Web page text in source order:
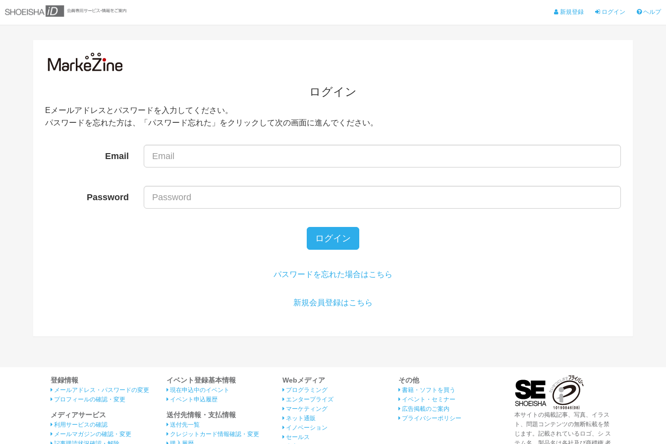
新規登録 ログイン ヘルプ
ログイン
Eメールアドレスとパスワードを入力してください。
パスワードを忘れた方は、「パスワード忘れた」をクリックして次の画面に進んでください。
Email
Password
ログイン
パスワードを忘れた場合はこちら
新規会員登録はこちら
登録情報
メールアドレス・パスワードの変更
プロフィールの確認・変更
メディアサービス
利用サービスの確認
メールマガジンの確認・変更
イベント登録基本情報
現在申込中のイベント
イベント申込履歴
送付先情報・支払情報
送付先一覧
クレジットカード情報確認・変更
Webメディア
プログラミング
エンタープライズ
マーケティング
ネット通販
イノベーション
セールス
その他
書籍・ソフトを買う
イベント・セミナー
広告掲載のご案内
プライバシーポリシー
本サイトの掲載記事、写真、イラス
ト、問題コンテンツの無断転載を禁
じます。記載されているロゴ、シ ス